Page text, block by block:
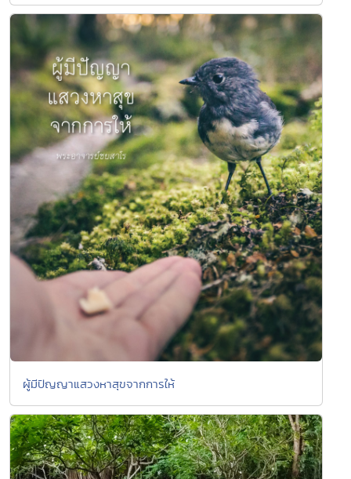
ผู้มีปัญญาแสวงหาสุขจากการให้